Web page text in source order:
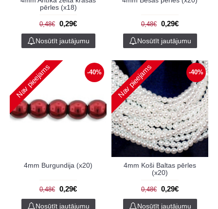
pērles (x18)
0,48€ 0,29€
Nosūtīt jautājumu
0,48€ 0,29€
Nosūtīt jautājumu
-40%
Nav pieejams
4mm Burgundija (x20)
0,48€ 0,29€
Nosūtīt jautājumu
-40%
Nav pieejams
4mm Koši Baltas pērles
(x20)
0,48€ 0,29€
Nosūtīt jautājumu